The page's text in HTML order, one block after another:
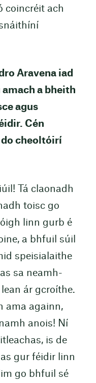
coincréit ach
Aravena iad
a bheith
agus
Cén
cheoltóirí
Tá claonadh
toisc go
linn gurb é
a bhfuil súil
speisialaithe
sa neamh-
ár gcroíthe.
ama againn,
anois! Ní
is de
gur féidir linn
go bhfuil sé